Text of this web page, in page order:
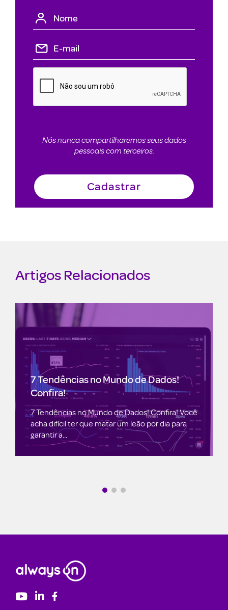
Nós nunca compartilharemos seus dados
pessoais com terceiros.
Artigos Relacionados
Anunciantes adaptam-se às
mudanças na privacidade com novas
ferramentas de dados
Anunciantes adaptam-se às mudanças na
privacidade com novas ferramentas de dados
Os anunciantes estão comprometidos com a
privacidade do consumidor,...